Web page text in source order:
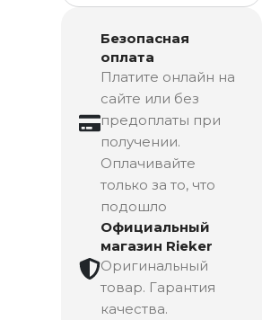
Безопасная
оплата
Платите онлайн на
сайте или без
предоплаты при
получении.
Оплачивайте
только за то, что
подошло
Официальный
магазин Rieker
Оригинальный
товар. Гарантия
качества.